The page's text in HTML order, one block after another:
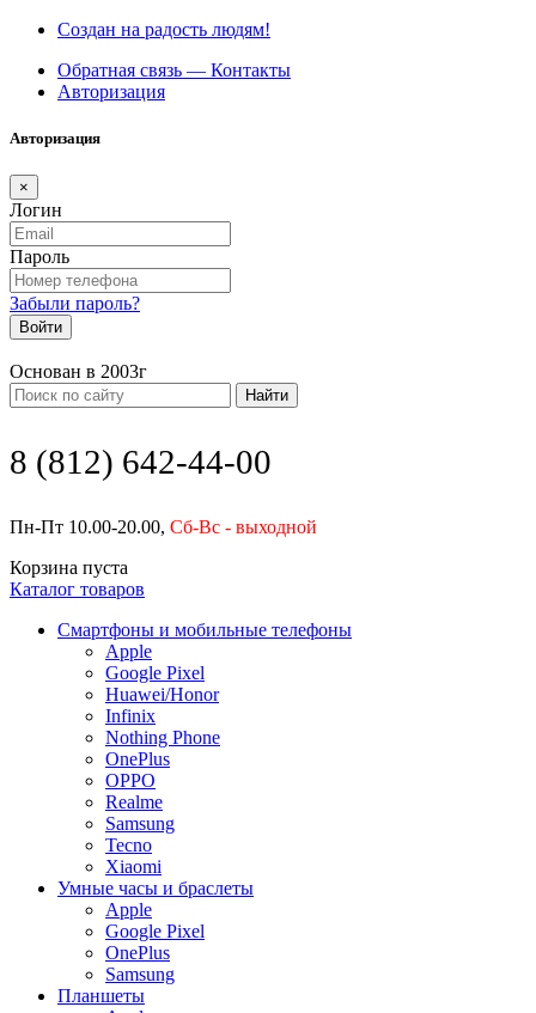
Создан на радость людям!
Обратная связь — Контакты
Авторизация
Авторизация
×
Логин
Пароль
Забыли пароль?
Войти
Основан в 2003г
Найти
8 (812) 642-44-00
Пн-Пт 10.00-20.00, Сб-Вс - выходной
Корзина пуста
Каталог товаров
Смартфоны и мобильные телефоны
Apple
Google Pixel
Huawei/Honor
Infinix
Nothing Phone
OnePlus
OPPO
Realme
Samsung
Tecno
Xiaomi
Умные часы и браслеты
Apple
Google Pixel
OnePlus
Samsung
Планшеты